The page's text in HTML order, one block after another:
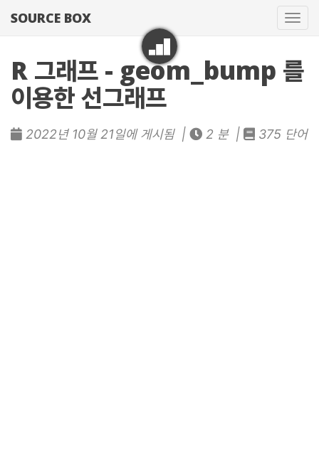
네
게
이
글
SOURCE BOX
R 그래프 - geom_bump 를
이용한 선그래프
2022년 10월 21일에 게시됨 | 2 분 | 375 단어